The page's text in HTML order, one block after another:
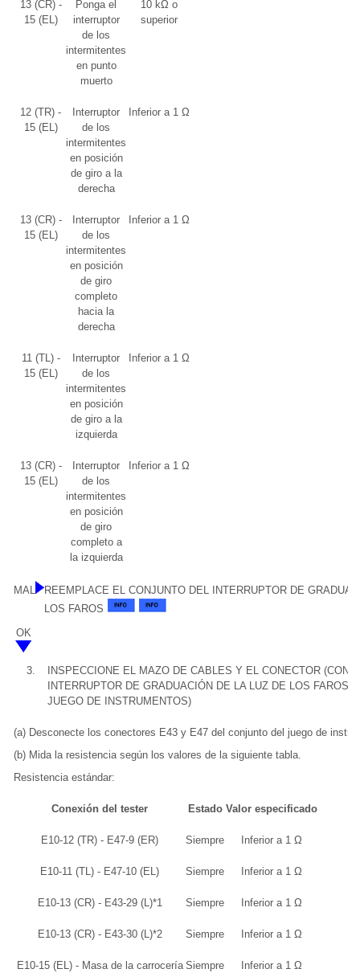
13 (CR) -
15 (EL)
Ponga el
interruptor
de los
intermitentes
en punto
muerto
10 kΩ o
superior
12 (TR) -
15 (EL)
Interruptor
de los
intermitentes
en posición
de giro a la
derecha
Inferior a 1 Ω
13 (CR) -
15 (EL)
Interruptor
de los
intermitentes
en posición
de giro
completo
hacia la
derecha
Inferior a 1 Ω
11 (TL) -
15 (EL)
Interruptor
de los
intermitentes
en posición
de giro a la
izquierda
Inferior a 1 Ω
13 (CR) -
15 (EL)
Interruptor
de los
intermitentes
en posición
de giro
completo a
la izquierda
Inferior a 1 Ω
MAL
REEMPLACE EL CONJUNTO DEL INTERRUPTOR DE
LOS FAROS
OK
3.
INSPECCIONE EL MAZO DE CABLES Y EL CONECTOR
INTERRUPTOR DE GRADUACIÓN DE LA LUZ DE LOS FAROS -
JUEGO DE INSTRUMENTOS)
(a) Desconecte los conectores E43 y E47 del conjunto del juego de
(b) Mida la resistencia según los valores de la siguiente tabla.
Resistencia estándar:
Conexión del tester Estado Valor especificado
E10-12 (TR) - E47-9 (ER) Siempre Inferior a 1 Ω
E10-11 (TL) - E47-10 (EL) Siempre Inferior a 1 Ω
E10-13 (CR) - E43-29 (L)*1 Siempre Inferior a 1 Ω
E10-13 (CR) - E43-30 (L)*2 Siempre Inferior a 1 Ω
E10-15 (EL) - Masa de la carrocería Siempre Inferior a 1 Ω